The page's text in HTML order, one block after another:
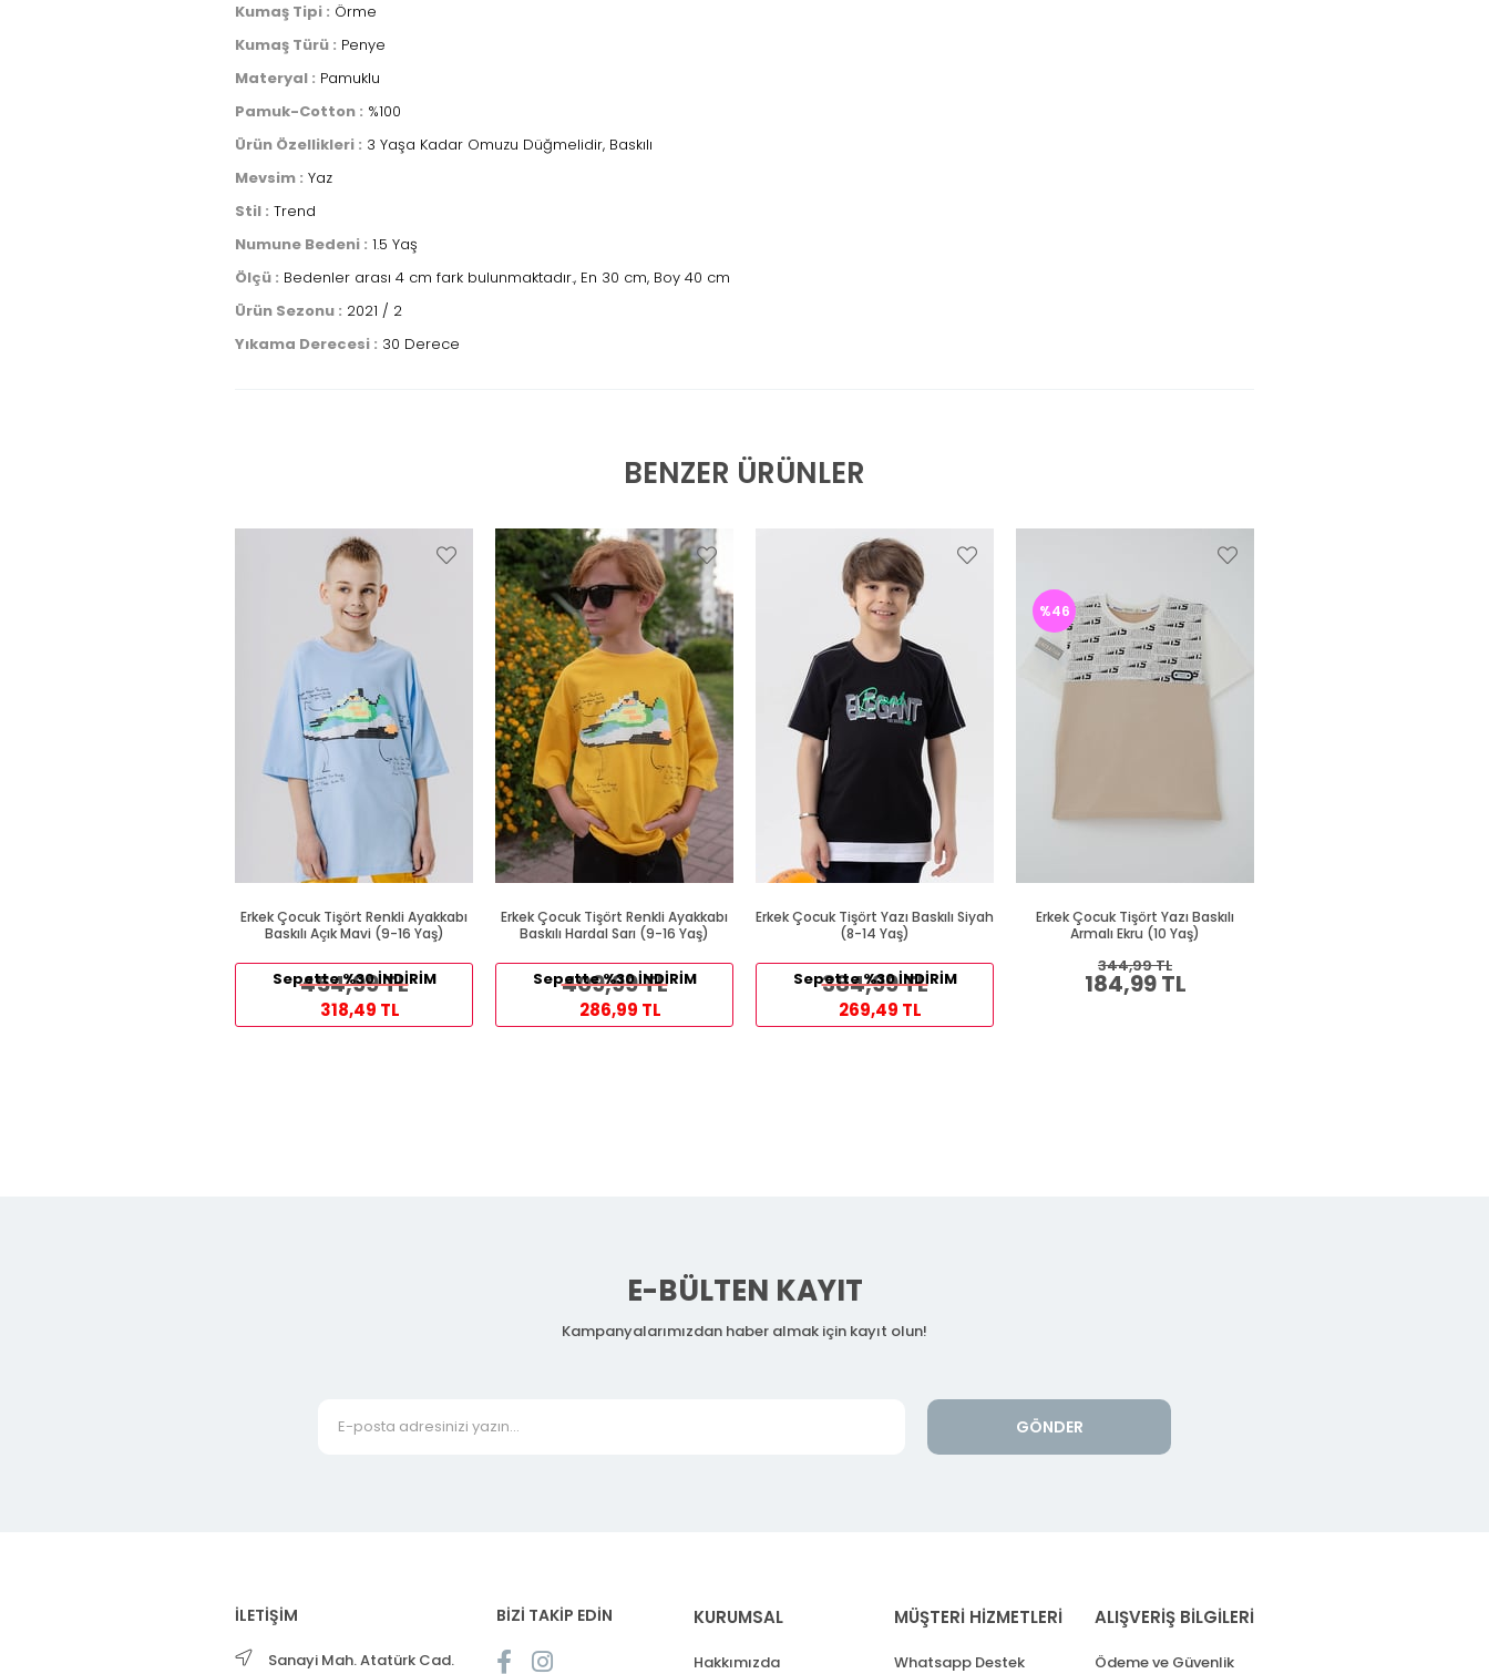
Kumaş Tipi : Örme
Kumaş Türü : Penye
Materyal : Pamuklu
Pamuk-Cotton : %100
Ürün Özellikleri : 3 Yaşa Kadar Omuzu Düğmelidir, Baskılı
Mevsim : Yaz
Stil : Trend
Numune Bedeni : 1.5 Yaş
Ölçü : Bedenler arası 4 cm fark bulunmaktadır., En 30 cm, Boy 40 cm
Ürün Sezonu : 2021 / 2
Yıkama Derecesi : 30 Derece
BENZER ÜRÜNLER
Erkek Çocuk Tişört Renkli Ayakkabı
Baskılı Açık Mavi (9-16 Yaş)
454,99 TL
Sepette %30 İNDİRİM
318,49 TL
Erkek Çocuk Tişört Renkli Ayakkabı
Baskılı Hardal Sarı (9-16 Yaş)
409,99 TL
Sepette %30 İNDİRİM
286,99 TL
Erkek Çocuk Tişört Yazı Baskılı Siyah
(8-14 Yaş)
384,99 TL
Sepette %30 İNDİRİM
269,49 TL
Erkek Çocuk Tişört Yazı Baskılı
Armalı Ekru (10 Yaş)
184,99 TL
344,99 TL
%46
E-BÜLTEN KAYIT
Kampanyalarımızdan haber almak için kayıt olun!
GÖNDER
İLETİŞİM
Sanayi Mah. Atatürk Cad.
BİZİ TAKİP EDİN KURUMSAL
Hakkımızda
MÜŞTERİ HİZMETLERİ
Whatsapp Destek
ALIŞVERİŞ BİLGİLERİ
Ödeme ve Güvenlik